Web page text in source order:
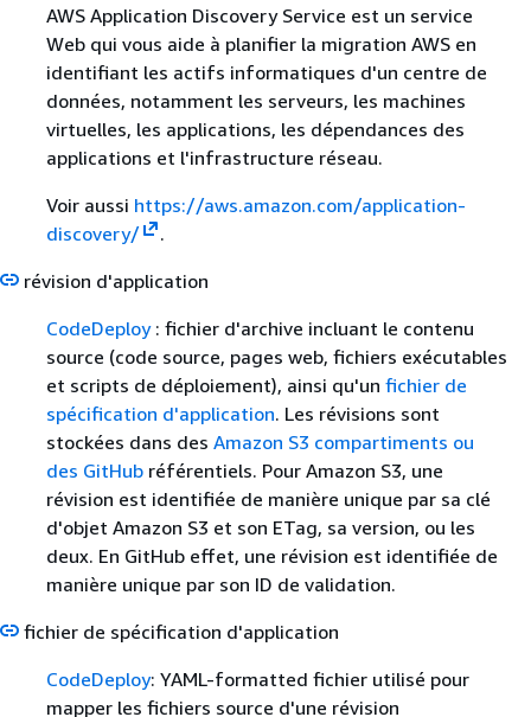
AWS Application Discovery Service est un service
Web qui vous aide à planifier la migration AWS en
identifiant les actifs informatiques d'un centre de
données, notamment les serveurs, les machines
virtuelles, les applications, les dépendances des
applications et l'infrastructure réseau.
Voir aussi https://aws.amazon.com/application-
discovery/
.
révision d'application
CodeDeploy: fichier d'archive incluant le contenu
source (code source, pages web, fichiers exécutables
et scripts de déploiement), ainsi qu'un fichier de
spécification d'application. Les révisions sont
stockées dans des Amazon S3 compartiments ou
des GitHubréférentiels. Pour Amazon S3, une
révision est identifiée de manière unique par sa clé
d'objet Amazon S3 et son ETag, sa version, ou les
deux. En GitHub effet, une révision est identifiée de
manière unique par son ID de validation.
fichier de spécification d'application
CodeDeploy: YAML-formatted fichier utilisé pour
mapper les fichiers source d'une révision